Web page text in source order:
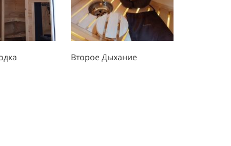
Сенеж Аквадекор (цвет на
деревянных стен и потолков
Сенеж Аквадекор (цвет на
Второе Дыхание